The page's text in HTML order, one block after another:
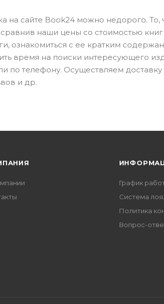
на сайте Book24 можно недорого.
наши цены со стоимостью
ознакомиться с ее кратким
время на поиски интересующего
по телефону. Осуществляем
и др.
График
Система
Политика
Вопрос-